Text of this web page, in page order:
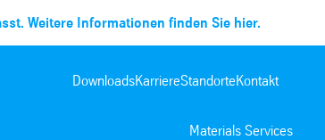
Weitere Informationen finden Sie hier.
Materials Services
DownloadsKarriereStandorteKontakt